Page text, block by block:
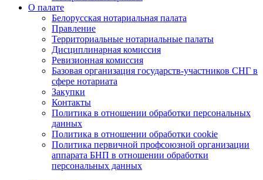
О палате
Белорусская нотариальная палата
Правление
Территориальные нотариальные палаты
Дисциплинарная комиссия
Ревизионная комиссия
Базовая организация государств-участников СНГ в
сфере нотариата
Закупки
Контакты
Политика в отношении обработки персональных
данных
Политика в отношении обработки cookie
Политика первичной профсоюзной организации
аппарата БНП в отношении обработки
персональных данных